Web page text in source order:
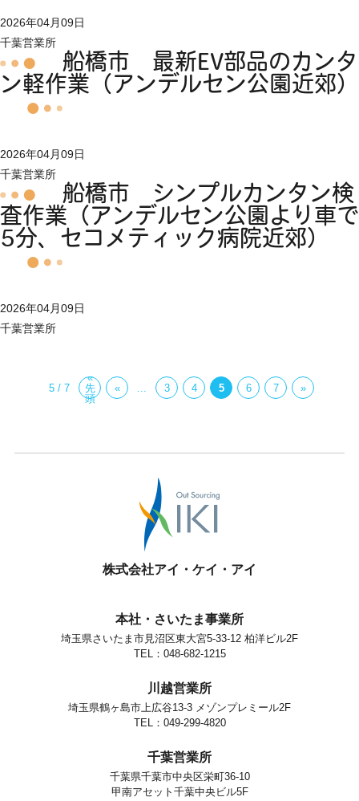
2026年04月09日
千葉営業所
船橋市 最新EV部品のカンタ
ン軽作業（アンデルセン公園近郊）
2026年04月09日
千葉営業所
船橋市 シンプルカンタン検
査作業（アンデルセン公園より車で
5分、セコメティック病院近郊）
2026年04月09日
千葉営業所
5 / 7
«
先
頭
« 3 4 5 6 7 »
株式会社アイ・ケイ・アイ
本社・さいたま事業所
埼玉県さいたま市見沼区東大宮5-33-12 柏洋ビル2F
TEL：048-682-1215
川越営業所
埼玉県鶴ヶ島市上広谷13-3 メゾンプレミール2F
TEL：049-299-4820
千葉営業所
千葉県千葉市中央区栄町36-10
甲南アセット千葉中央ビル5F